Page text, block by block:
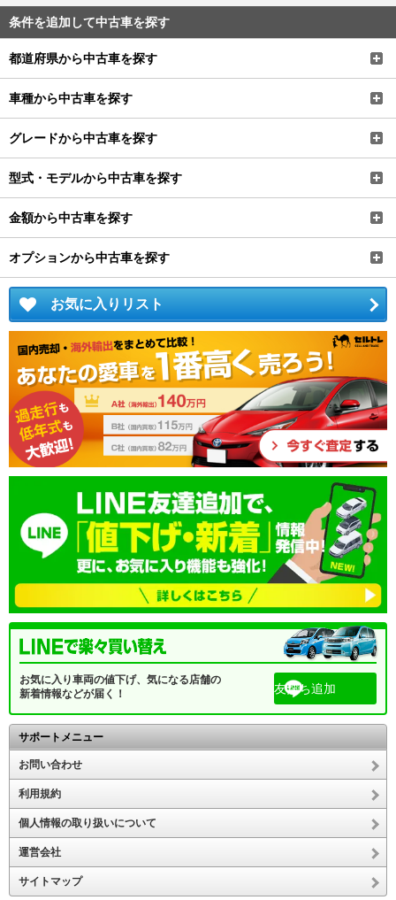
条件を追加して中古車を探す
都道府県から中古車を探す
車種から中古車を探す
グレードから中古車を探す
型式・モデルから中古車を探す
金額から中古車を探す
オプションから中古車を探す
お気に入りリスト
お気に入り車両の値下げ、気になる店舗の
新着情報などが届く！
友だち追加
サポートメニュー
お問い合わせ
利用規約
個人情報の取り扱いについて
運営会社
サイトマップ